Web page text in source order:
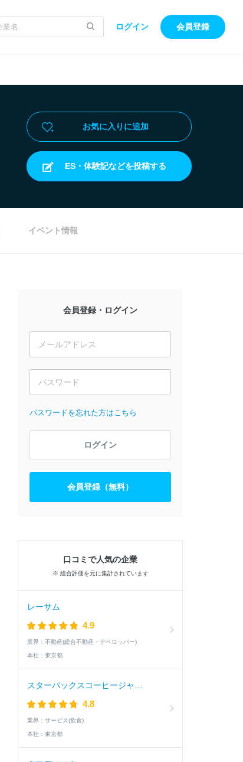
ログイン 会員登録
お気に入りに追加
ES・体験記などを投稿する
イベント情報
会員登録・ログイン
パスワードを忘れた方はこちら
ログイン
会員登録（無料）
口コミで人気の企業
※ 総合評価を元に集計されています
レーサム
4.9
業界： 不動産(総合不動産・デベロッパー)
本社： 東京都
4.8
業界： サービス(飲食)
本社： 東京都